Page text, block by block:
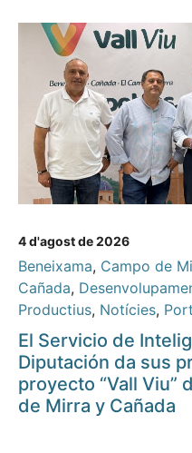
4 d'agost de 2026
Beneixama, Campo de
Cañada,
Productius, Notícies,
El Servicio de
Diputación da sus
proyecto “Vall Viu”
de Mirra y Cañada